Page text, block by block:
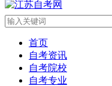
首页
自考资讯
自考院校
自考专业